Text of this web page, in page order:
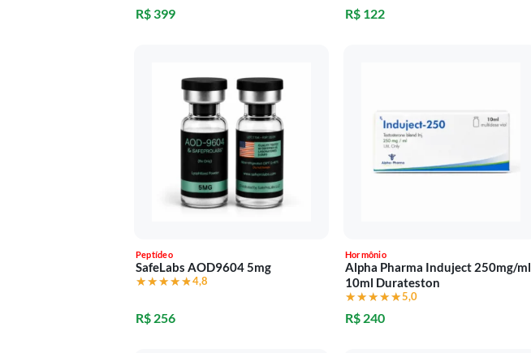
R$ 399 R$ 122
Peptídeo
SafeLabs AOD9604 5mg
★★★★★
★★★★★4,8
R$ 256
Hormônio
Alpha Pharma Induject 250mg/ml
10ml Durateston
★★★★★
★★★★★5,0
R$ 240